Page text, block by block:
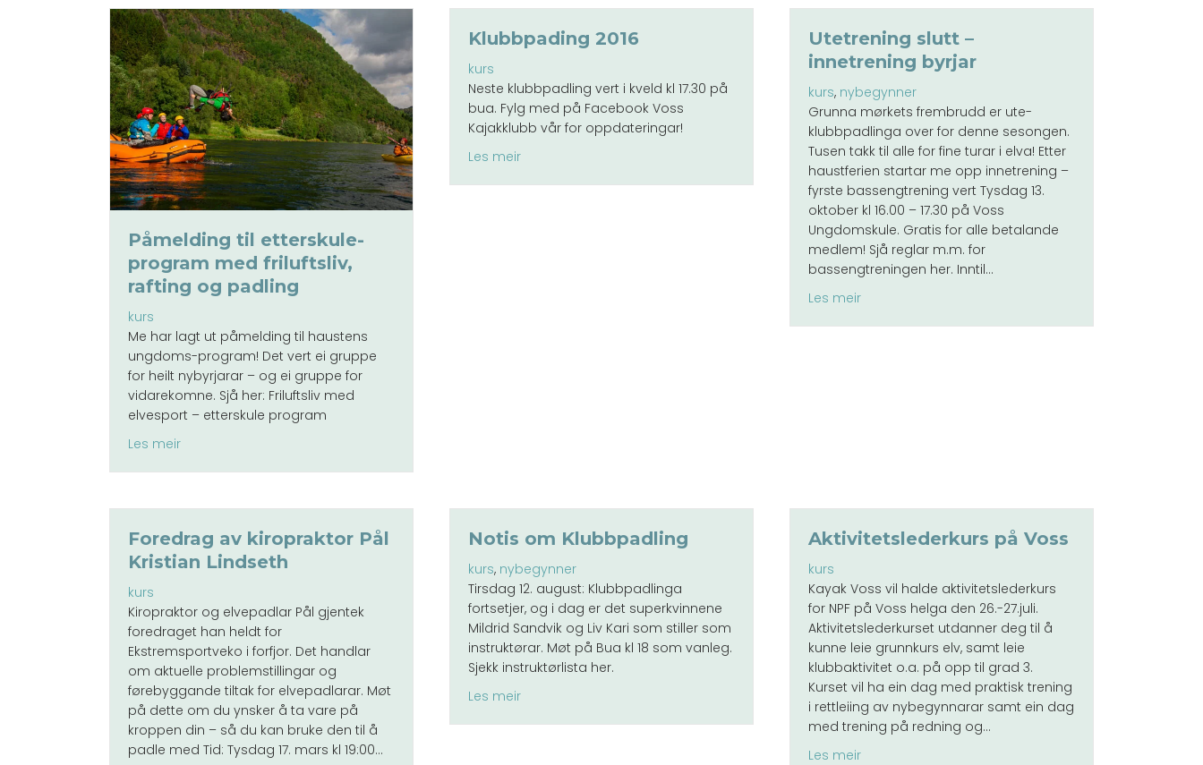
Påmelding til etterskule-
program med friluftsliv,
rafting og padling
kurs
Me har lagt ut påmelding til haustens
ungdoms-program! Det vert ei gruppe
for heilt nybyrjarar – og ei gruppe for
vidarekomne. Sjå her: Friluftsliv med
elvesport – etterskule program
Les meirabout Påmelding til etterskule-program med friluftsliv, rafting og padling
Klubbpading 2016
kurs
Neste klubbpadling vert i kveld kl 17.30 på
bua. Fylg med på Facebook Voss
Kajakklubb vår for oppdateringar!
Les meirabout Klubbpading 2016
Utetrening slutt –
innetrening byrjar
kurs, nybegynner
Grunna mørkets frembrudd er ute-
klubbpadlinga over for denne sesongen.
Tusen takk til alle for fine turar i elva! Etter
haustferien startar me opp innetrening –
fyrste bassengtrening vert Tysdag 13.
oktober kl 16.00 – 17.30 på Voss
Ungdomskule. Gratis for alle betalande
medlem! Sjå reglar m.m. for
bassengtreningen her. Inntil…
Les meirabout Utetrening slutt – innetrening byrjar
Foredrag av kiropraktor Pål
Kristian Lindseth
kurs
Kiropraktor og elvepadlar Pål gjentek
foredraget han heldt for
Ekstremsportveko i forfjor. Det handlar
om aktuelle problemstillingar og
førebyggande tiltak for elvepadlarar. Møt
på dette om du ynsker å ta vare på
kroppen din – så du kan bruke den til å
padle med Tid: Tysdag 17. mars kl 19:00…
Notis om Klubbpadling
kurs, nybegynner
Tirsdag 12. august: Klubbpadlinga
fortsetjer, og i dag er det superkvinnene
Mildrid Sandvik og Liv Kari som stiller som
instruktørar. Møt på Bua kl 18 som vanleg.
Sjekk instruktørlista her.
Les meirabout Notis om Klubbpadling
Aktivitetslederkurs på Voss
kurs
Kayak Voss vil halde aktivitetslederkurs
for NPF på Voss helga den 26.-27.juli.
Aktivitetslederkurset utdanner deg til å
kunne leie grunnkurs elv, samt leie
klubbaktivitet o.a. på opp til grad 3.
Kurset vil ha ein dag med praktisk trening
i rettleiing av nybegynnarar samt ein dag
med trening på redning og…
Les meirabout Aktivitetslederkurs på Voss